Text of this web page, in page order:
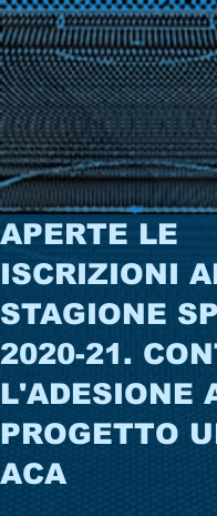
APERTE LE
ISCRIZIONI
STAGIONE
2020-21.
L'ADESIONE
PROGETTO
ACA